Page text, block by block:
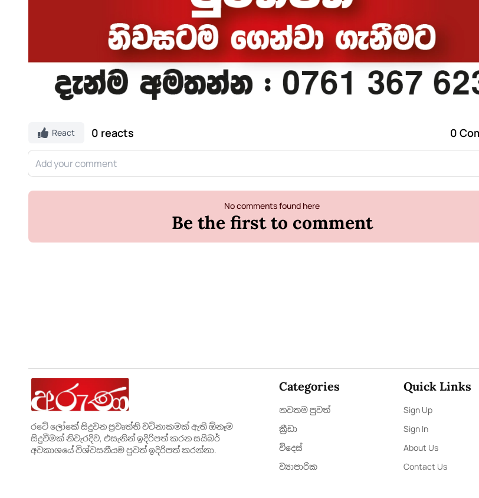
React 0 reacts 0
No comments found here
Be the first to comment
රටේ ලෝකේ සිදුවන ප්‍රවෘත්ති වටිනාකමක් ඇති ඕනෑම
සිදුවීමක් නිවැරදිව, එසැනින් ඉදිරිපත් කරන සයිබර්
අවකාශයේ විශ්වසනීයම පුවත් ඉදිරිපත් කරන්නා.
Categories
නවතම පුවත්
ක්‍රී​ඩා
විදෙස්
ව්‍යාපාරික
Quick Links
Sign Up
Sign In
About Us
Contact Us